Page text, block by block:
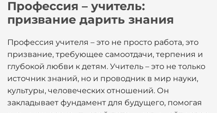
Профессия – учитель:
призвание дарить знания
Профессия учителя – это не просто работа, это
призвание, требующее самоотдачи, терпения и
глубокой любви к детям. Учитель – это не только
источник знаний, но и проводник в мир науки,
культуры, человеческих отношений. Он
закладывает фундамент для будущего, помогая